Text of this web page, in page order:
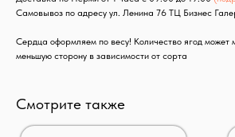
Самовывоз по адресу ул. Ленина 76 ТЦ Бизнес
Сердца оформляем по весу! Количество ягод может
меньшую сторону в зависимости от сорта
Смотрите также